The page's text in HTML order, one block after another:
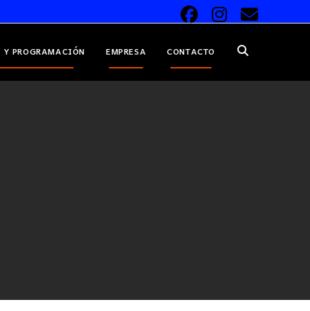
PROGRAMACIÓN EMPRESA CONTACTO ALTERNAR